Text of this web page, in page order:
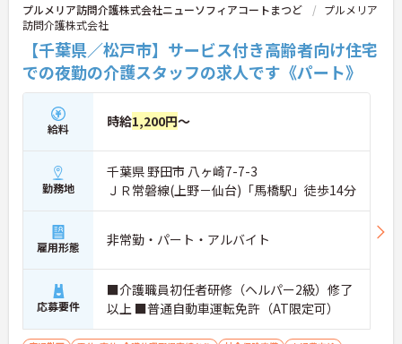
プルメリア訪問介護株式会社ニューソフィアコートまつど
プルメリア
訪問介護株式会社
【千葉県／松戸市】サービス付き高齢者向け住宅
での夜勤の介護スタッフの求人です《パート》
給料 時給1,200円～
勤務地
千葉県 野田市 八ヶ崎7-7-3
ＪＲ常磐線(上野－仙台)「馬橋駅」徒歩14分
雇用形態 非常勤・パート・アルバイト
応募要件
■介護職員初任者研修（ヘルパー2級）修了
以上 ■普通自動車運転免許（AT限定可）